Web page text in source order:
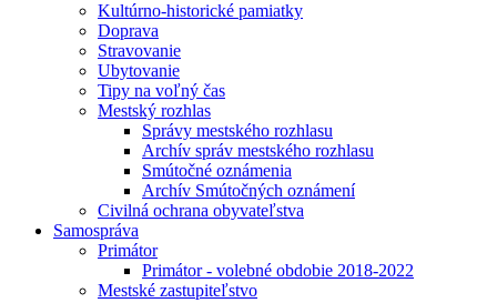
Kultúrno-historické pamiatky
Doprava
Stravovanie
Ubytovanie
Tipy na voľný čas
Mestský rozhlas
Správy mestského rozhlasu
Archív správ mestského rozhlasu
Smútočné oznámenia
Archív Smútočných oznámení
Civilná ochrana obyvateľstva
Samospráva
Primátor
Primátor - volebné obdobie 2018-2022
Mestské zastupiteľstvo